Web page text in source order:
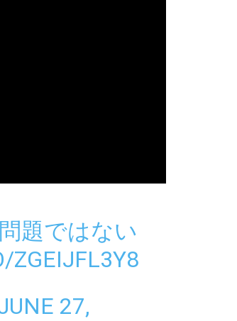
題ではない
ZGEIJFL3Y8
27,